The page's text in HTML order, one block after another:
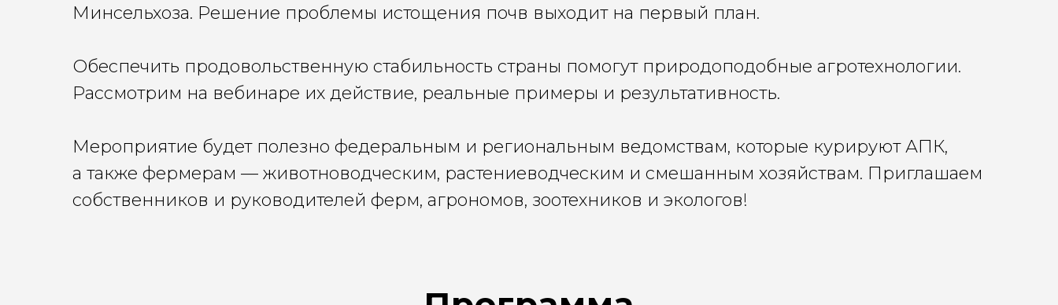
Минсельхоза. Решение проблемы истощения почв выходит на первый план.
Обеспечить продовольственную стабильность страны помогут природоподобные агротехнологии.
Рассмотрим на вебинаре их действие, реальные примеры и результативность.
Мероприятие будет полезно федеральным и региональным ведомствам, которые курируют АПК,
а также фермерам — животноводческим, растениеводческим и смешанным хозяйствам. Приглашаем
собственников и руководителей ферм, агрономов, зоотехников и экологов!